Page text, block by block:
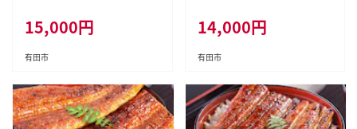
15,000円
有田市
14,000円
有田市